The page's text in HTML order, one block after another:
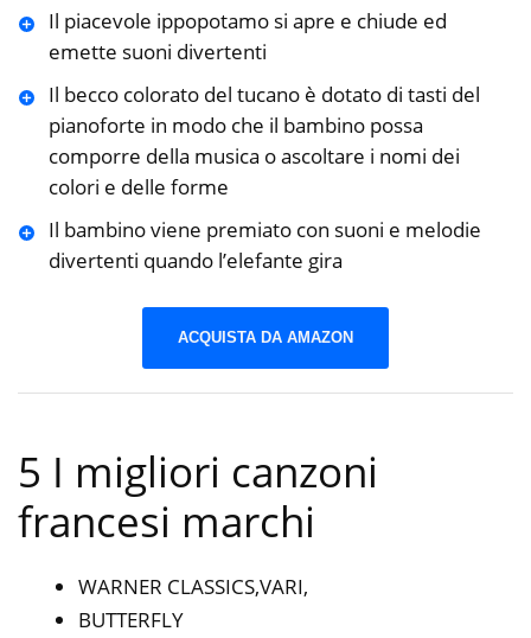
Il piacevole ippopotamo si apre e chiude ed
emette suoni divertenti
Il becco colorato del tucano è dotato di tasti del
pianoforte in modo che il bambino possa
comporre della musica o ascoltare i nomi dei
colori e delle forme
Il bambino viene premiato con suoni e melodie
divertenti quando l’elefante gira
ACQUISTA DA AMAZON
5 I migliori canzoni
francesi marchi
WARNER CLASSICS,VARI,
BUTTERFLY